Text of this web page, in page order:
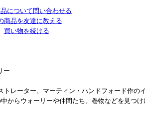
品について問い合わせる
商品を友達に教える
買い物を続ける
ー
トレーター、マーティン・ハンドフォード作の
からウォーリーや仲間たち、巻物などを見つ